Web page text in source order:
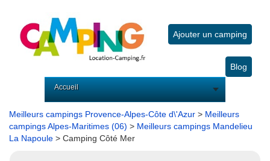
Ajouter un camping
Blog
Accueil
Meilleurs campings Provence-Alpes-Côte d\'Azur > Meilleurs
campings Alpes-Maritimes (06) > Meilleurs campings Mandelieu
La Napoule > Camping Côté Mer